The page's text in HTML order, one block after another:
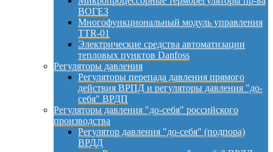
ВОГЕЗ
Многофункциональный модуль управления
TTR-01
Электрические средства автоматизации
тепловых пунктов Danfoss
Регуляторы давления
Регуляторы перепада давления прямого
действия ВРПД и регуляторы давления "до-
себя" ВРДП
Регуляторы давления "до-себя" российского
производства
Регулятор давления "до-себя" (подпора)
ВРДД